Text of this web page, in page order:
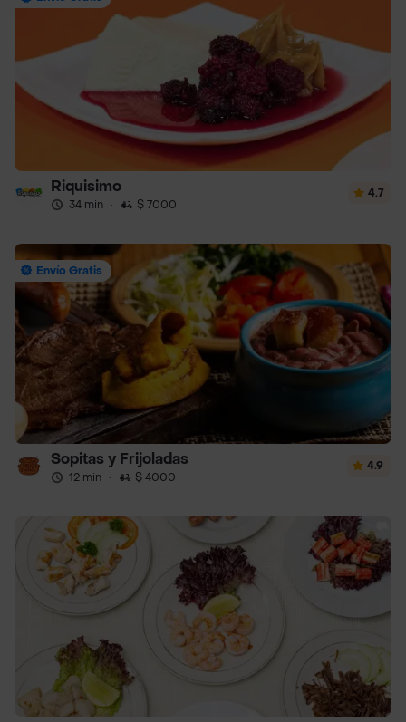
Riquisimo
34 min · $ 7000
4.7
Envío Gratis
Sopitas y Frijoladas
12 min · $ 4000
4.9